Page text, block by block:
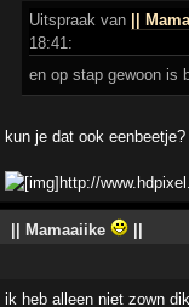
Uitspraak van ||
18:41:
en op stap gewoon is
kun je dat ook eenbeetje?
|| Mamaaiike
||
ik heb alleen niet zown